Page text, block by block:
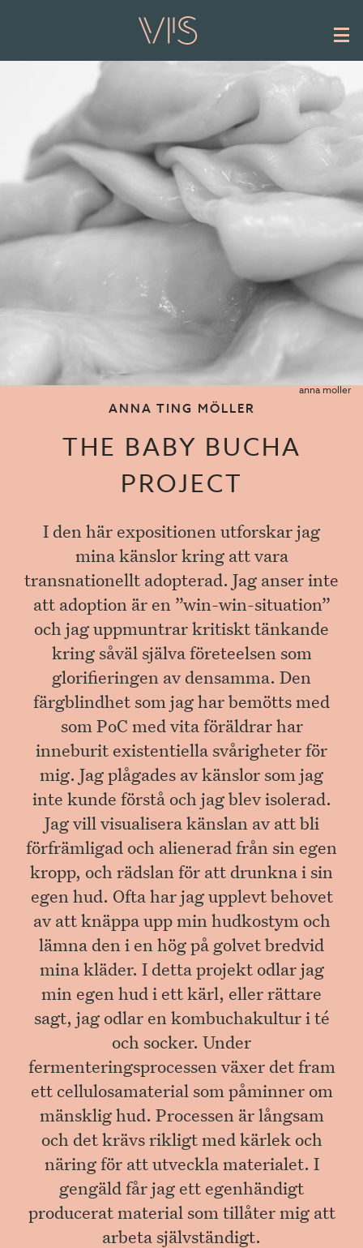
Hoppa till huvudinnehåll
anna moller
ANNA TING MÖLLER
THE BABY BUCHA
PROJECT
I den här expositionen utforskar jag
mina känslor kring att vara
transnationellt adopterad. Jag anser inte
att adoption är en ”win-win-situation”
och jag uppmuntrar kritiskt tänkande
kring såväl själva företeelsen som
glorifieringen av densamma. Den
färgblindhet som jag har bemötts med
som PoC med vita föräldrar har
inneburit existentiella svårigheter för
mig. Jag plågades av känslor som jag
inte kunde förstå och jag blev isolerad.
Jag vill visualisera känslan av att bli
förfrämligad och alienerad från sin egen
kropp, och rädslan för att drunkna i sin
egen hud. Ofta har jag upplevt behovet
av att knäppa upp min hudkostym och
lämna den i en hög på golvet bredvid
mina kläder. I detta projekt odlar jag
min egen hud i ett kärl, eller rättare
sagt, jag odlar en kombuchakultur i té
och socker. Under
fermenteringsprocessen växer det fram
ett cellulosamaterial som påminner om
mänsklig hud. Processen är långsam
och det krävs rikligt med kärlek och
näring för att utveckla materialet. I
gengäld får jag ett egenhändigt
producerat material som tillåter mig att
arbeta självständigt.